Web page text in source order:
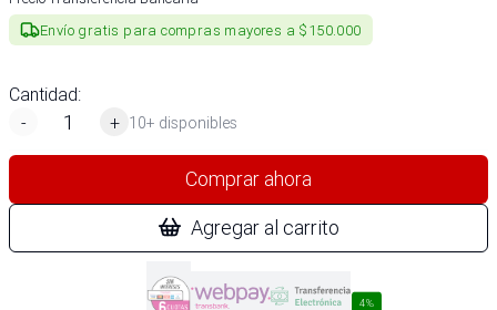
Envío gratis para compras mayores a $150.000
Cantidad:
-
+ 10+ disponibles
Comprar ahora
Agregar al carrito
4%